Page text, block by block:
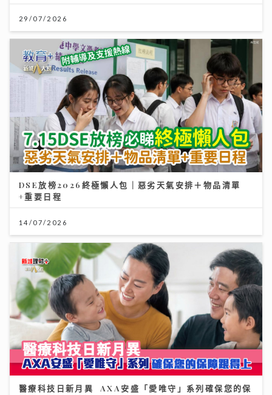
29/07/2026
DSE放榜2026終極懶人包｜惡劣天氣安排＋物品清單
+重要日程
14/07/2026
醫療科技日新月異 AXA安盛「愛唯守」系列確保您的保